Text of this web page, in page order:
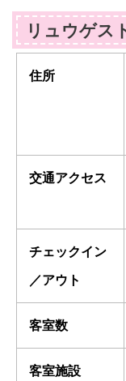
リュウゲス
住所
交通アクセス
チェックイン
／アウト
客室数
客室施設